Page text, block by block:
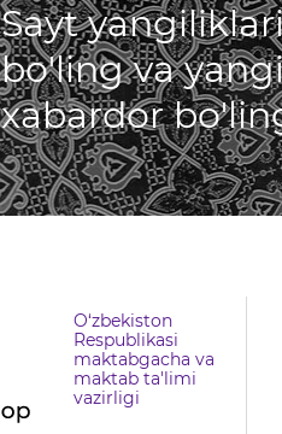
Sayt
bo'ling va
xabardor
O‘zbekiston
Respublikasi
maktabgacha va
maktab ta'limi
vazirligi